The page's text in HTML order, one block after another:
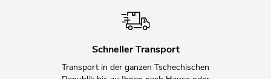
Schneller Transport
Transport in der ganzen Tschechischen